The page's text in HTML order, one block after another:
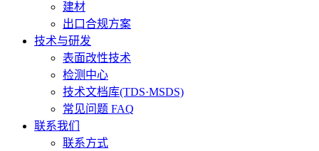
建材
出口合规方案
技术与研发
表面改性技术
检测中心
技术文档库(TDS·MSDS)
常见问题 FAQ
联系我们
联系方式